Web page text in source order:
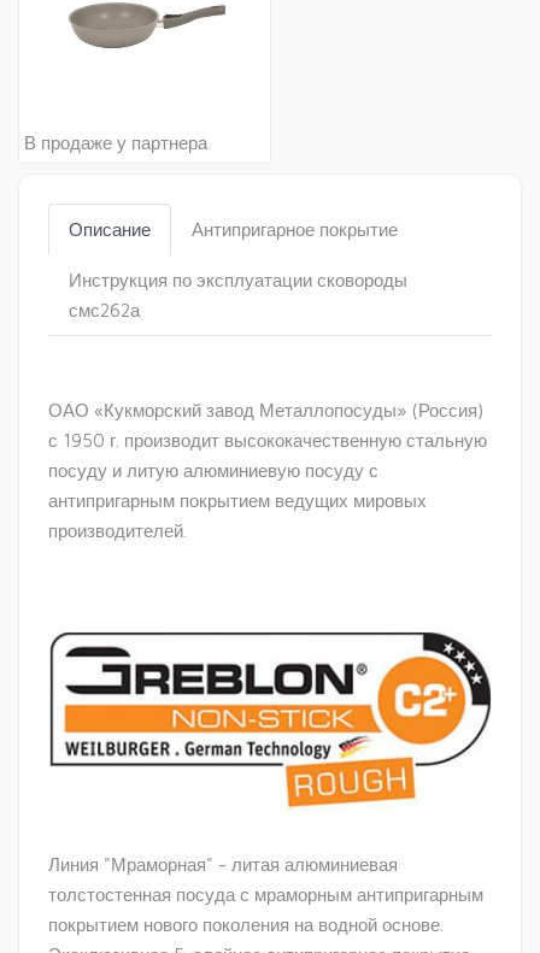
В продаже у партнера
Описание Антипригарное покрытие
Инструкция по эксплуатации сковороды
смс262а
ОАО «Кукморский завод Металлопосуды» (Россия)
с 1950 г. производит высококачественную стальную
посуду и литую алюминиевую посуду с
антипригарным покрытием ведущих мировых
производителей.
Линия "Мраморная" - литая алюминиевая
толстостенная посуда с мраморным антипригарным
покрытием нового поколения на водной основе.